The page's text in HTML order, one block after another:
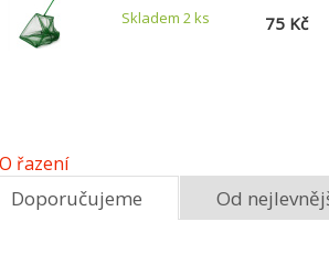
Skladem 2ks 75 Kč
Krmítko na červy
O řazení
Doporučujeme Od